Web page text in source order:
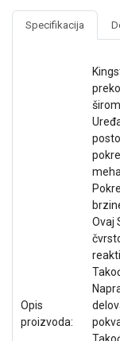
SIGURNOSNA
OPREMA
BICIKLE
Specifikacija
Opis
proizvoda:
Ovaj